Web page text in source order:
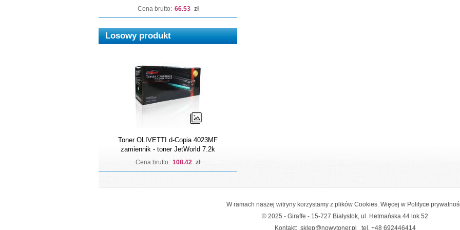
Cena brutto: 66.53 zł
Losowy produkt
Toner OLIVETTI d-Copia 4023MF
zamiennik - toner JetWorld 7.2k
Cena brutto: 108.42 zł
W ramach naszej witryny korzystamy z plików Cookies. Więcej w Polityce
© 2025 - Giraffe - 15-727 Białystok, ul. Hetmańska 44 lok 52
Kontakt: sklep@nowytoner.pl tel. +48 692446414